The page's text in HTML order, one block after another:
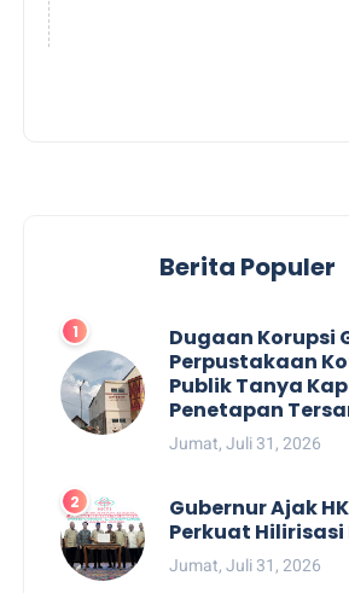
Berita Populer
Dugaan Korupsi
Perpustakaan
Publik Tanya
Penetapan
Jumat, Juli 31, 2026
Gubernur Ajak
Perkuat
Jumat, Juli 31, 2026